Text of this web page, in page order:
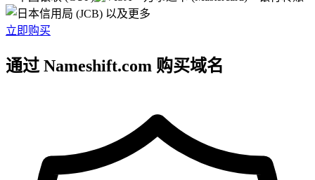
以及更多
立即购买
通过 Nameshift.com 购买域名